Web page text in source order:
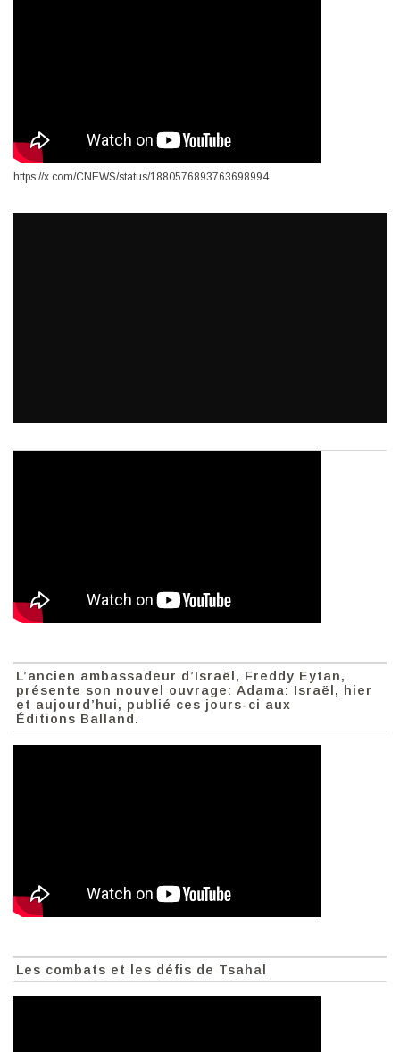
https://x.com/CNEWS/status/1880576893763698994
L’ancien ambassadeur d’Israël, Freddy Eytan,
présente son nouvel ouvrage: Adama: Israël, hier
et aujourd’hui, publié ces jours-ci aux
Éditions Balland.
Les combats et les défis de Tsahal